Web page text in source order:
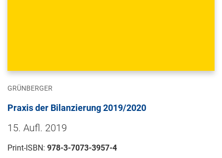
GRÜNBERGER
Praxis der Bilanzierung 2019/2020
15. Aufl. 2019
Print-ISBN: 978-3-7073-3957-4